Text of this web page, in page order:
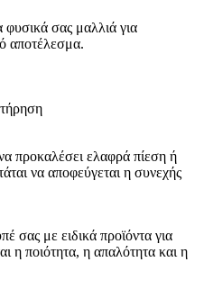
φυσικά σας μαλλιά για
αποτέλεσμα.
προκαλέσει ελαφρά πίεση ή
να αποφεύγεται η συνεχής
σας με ειδικά προϊόντα για
η ποιότητα, η απαλότητα και η